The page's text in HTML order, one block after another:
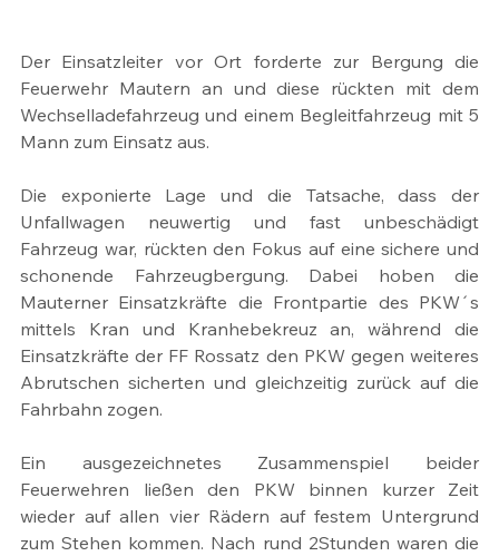
Der Einsatzleiter vor Ort forderte zur Bergung die
Feuerwehr Mautern an und diese rückten mit dem
Wechselladefahrzeug und einem Begleitfahrzeug mit 5
Mann zum Einsatz aus.
Die exponierte Lage und die Tatsache, dass der
Unfallwagen neuwertig und fast unbeschädigt
Fahrzeug war, rückten den Fokus auf eine sichere und
schonende Fahrzeugbergung. Dabei hoben die
Mauterner Einsatzkräfte die Frontpartie des PKW´s
mittels Kran und Kranhebekreuz an, während die
Einsatzkräfte der FF Rossatz den PKW gegen weiteres
Abrutschen sicherten und gleichzeitig zurück auf die
Fahrbahn zogen.
Ein ausgezeichnetes Zusammenspiel beider
Feuerwehren ließen den PKW binnen kurzer Zeit
wieder auf allen vier Rädern auf festem Untergrund
zum Stehen kommen. Nach rund 2Stunden waren die